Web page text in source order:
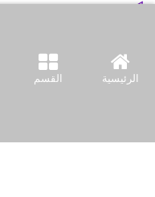
الرئيسية القسم
info@bazaar.com.qa
سياسة المتجر